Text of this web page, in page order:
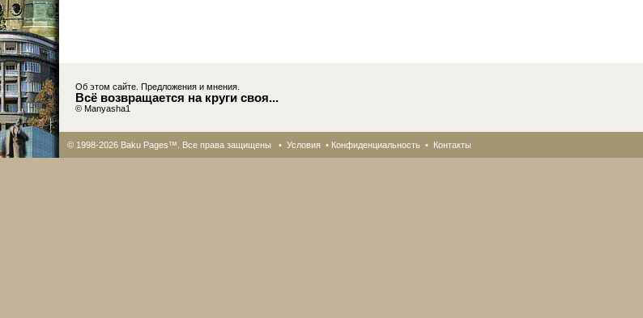
Об этом сайте. Предложения и мнения.
Всё возвращается на круги своя...
© Manyasha1
© 1998-2026 Baku Pages™. Все права защищены • Условия • Конфиденциальность • Контакты